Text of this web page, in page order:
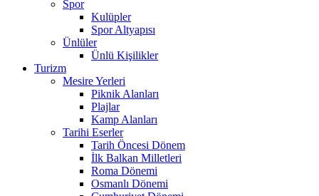
Spor
Kulüpler
Spor Altyapısı
Ünlüler
Ünlü Kişilikler
Turizm
Mesire Yerleri
Piknik Alanları
Plajlar
Kamp Alanları
Tarihi Eserler
Tarih Öncesi Dönem
İlk Balkan Milletleri
Roma Dönemi
Osmanlı Dönemi